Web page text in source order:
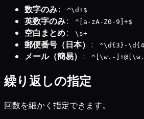
数字のみ: ^\d+$
英数字のみ: ^[a-zA-Z0-9]+$
空白まとめ: \s+
郵便番号（日本） : ^\d{3}-
メール（簡易） : ^[\w.-
繰り返しの指定
回数を細かく指定できます。